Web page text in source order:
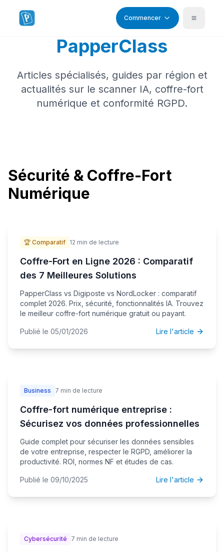
Commencer
Blog & Guides
PapperClass
Articles spécialisés, guides par région et
actualités sur le scanner IA, coffre-fort
numérique et conformité RGPD.
Sécurité & Coffre-Fort
Numérique
🏆 Comparatif 12 min de lecture
Coffre-Fort en Ligne 2026 : Comparatif
des 7 Meilleures Solutions
PapperClass vs Digiposte vs NordLocker : comparatif
complet 2026. Prix, sécurité, fonctionnalités IA. Trouvez
le meilleur coffre-fort numérique gratuit ou payant.
Publié le 05/01/2026 Lire l'article
Business 7 min de lecture
Coffre-fort numérique entreprise :
Sécurisez vos données professionnelles
Guide complet pour sécuriser les données sensibles
de votre entreprise, respecter le RGPD, améliorer la
productivité. ROI, normes NF et études de cas.
Publié le 09/10/2025 Lire l'article
Cybersécurité 7 min de lecture